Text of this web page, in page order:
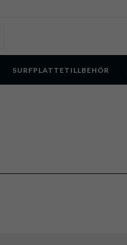
SURFPLATTETILLBEHÖR